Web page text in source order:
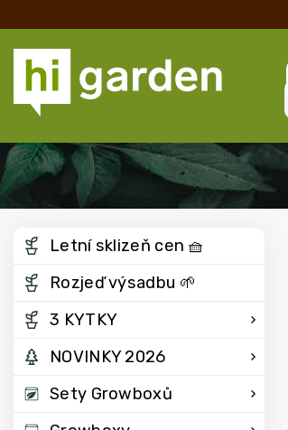
Letní sklizeň cen 🧺
Rozjeď výsadbu 🌱
3 KYTKY
NOVINKY 2026
Sety Growboxů